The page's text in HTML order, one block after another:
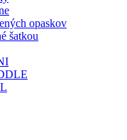
opaskov
šatkou